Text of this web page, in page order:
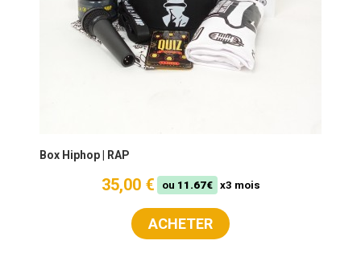
Box Hiphop | RAP
35,00 € ou 11.67€ x3 mois
ACHETER